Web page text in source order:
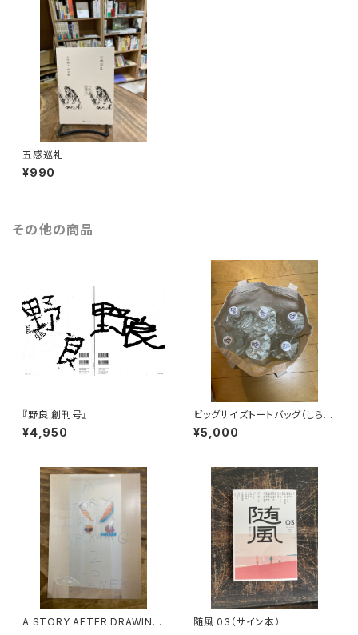
五感巡礼
¥990
その他の商品
『野良 創刊号』
¥4,950
ビッグサイズトートバッグ（しらた
まカレンダースピンアウト）
¥5,000
A STORY AFTER DRAWING
随風 03（サイン本）